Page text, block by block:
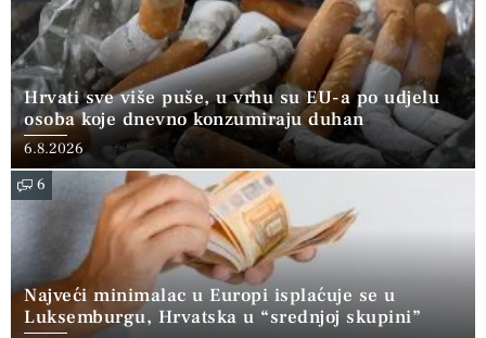
Hrvati sve više puše, u vrhu su EU-a po udjelu
osoba koje dnevno konzumiraju duhan
6.8.2026
6
Najveći minimalac u Europi isplaćuje se u
Luksemburgu, Hrvatska u “srednjoj skupini”